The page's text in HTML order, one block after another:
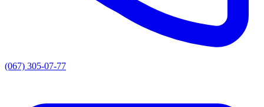
(067) 305-07-77